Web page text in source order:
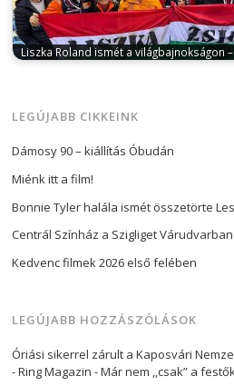
Liszka Roland ismét a világbajnokságon
LEGÚJABB CIKKEINK
Dámosy 90 – kiállítás Óbudán
Miénk itt a film!
Bonnie Tyler halála ismét összetörte
Centrál Színház a Szigliget Várudvarban
Kedvenc filmek 2026 első felében
LEGÚJABB HOZZÁSZÓLÁSOK
Óriási sikerrel zárult a Kaposvári
- Ring Magazin -Már nem ,,csak” a